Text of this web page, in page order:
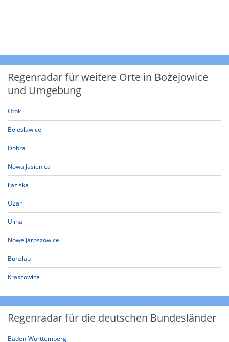
Regenradar für weitere Orte in Bożejowice
und Umgebung
Otok
Bolesławice
Dobra
Nowa Jasienica
Łaziska
Ożar
Ulina
Nowe Jaroszowice
Bunzlau
Kraszowice
Regenradar für die deutschen Bundesländer
Baden-Württemberg